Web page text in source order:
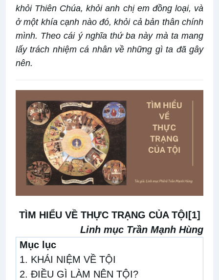
khỏi Thiên Chúa, khỏi anh chị em đồng loại, và
ở một khía cạnh nào đó, khỏi cả bản thân chính
mình. Theo cái ý nghĩa thứ ba này mà ta mang
lấy trách nhiệm cá nhân về những gì ta đã gây
nên.
TÌM HIỂU VỀ THỰC TRẠNG CỦA TỘI[1]
Linh mục Trần Mạnh Hùng
Mục lục
1. KHÁI NIỆM VỀ TỘI
2. ĐIỀU GÌ LÀM NÊN TỘI?